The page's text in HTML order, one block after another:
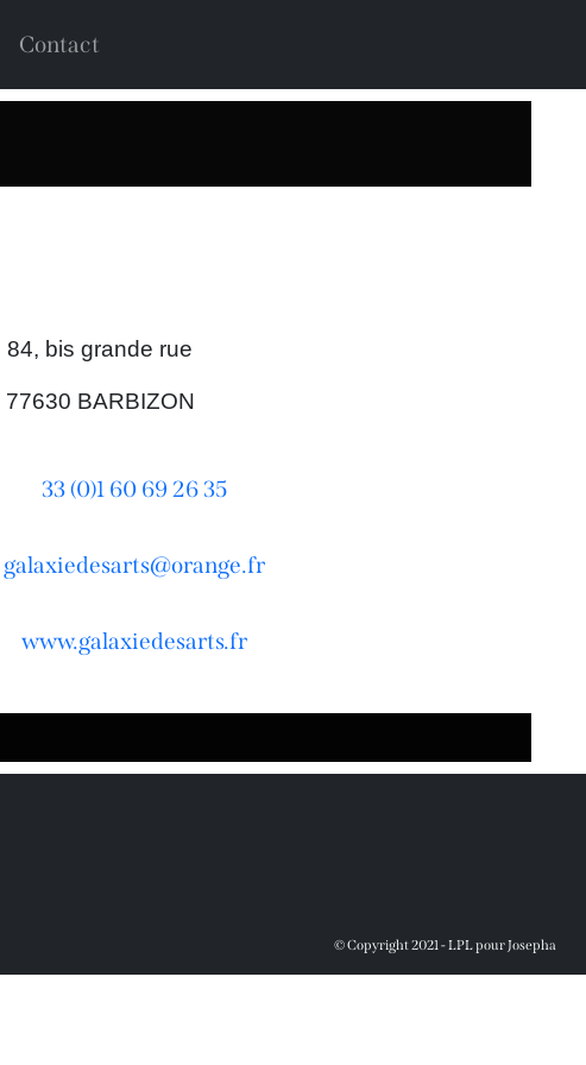
Contact
84, bis grande rue
77630 BARBIZON
33 (0)1 60 69 26 35
galaxiedesarts@orange.fr
www.galaxiedesarts.fr
© Copyright 2021 - LPL pour Josepha